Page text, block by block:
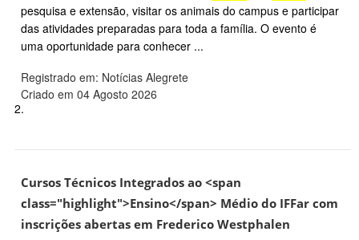
pesquisa e extensão, visitar os animais do campus e participar
das atividades preparadas para toda a família. O evento é
uma oportunidade para conhecer ...
Registrado em: Notícias Alegrete
Criado em 04 Agosto 2026
2.
Cursos Técnicos Integrados ao <span
class="highlight">Ensino</span> Médio do IFFar com
inscrições abertas em Frederico Westphalen